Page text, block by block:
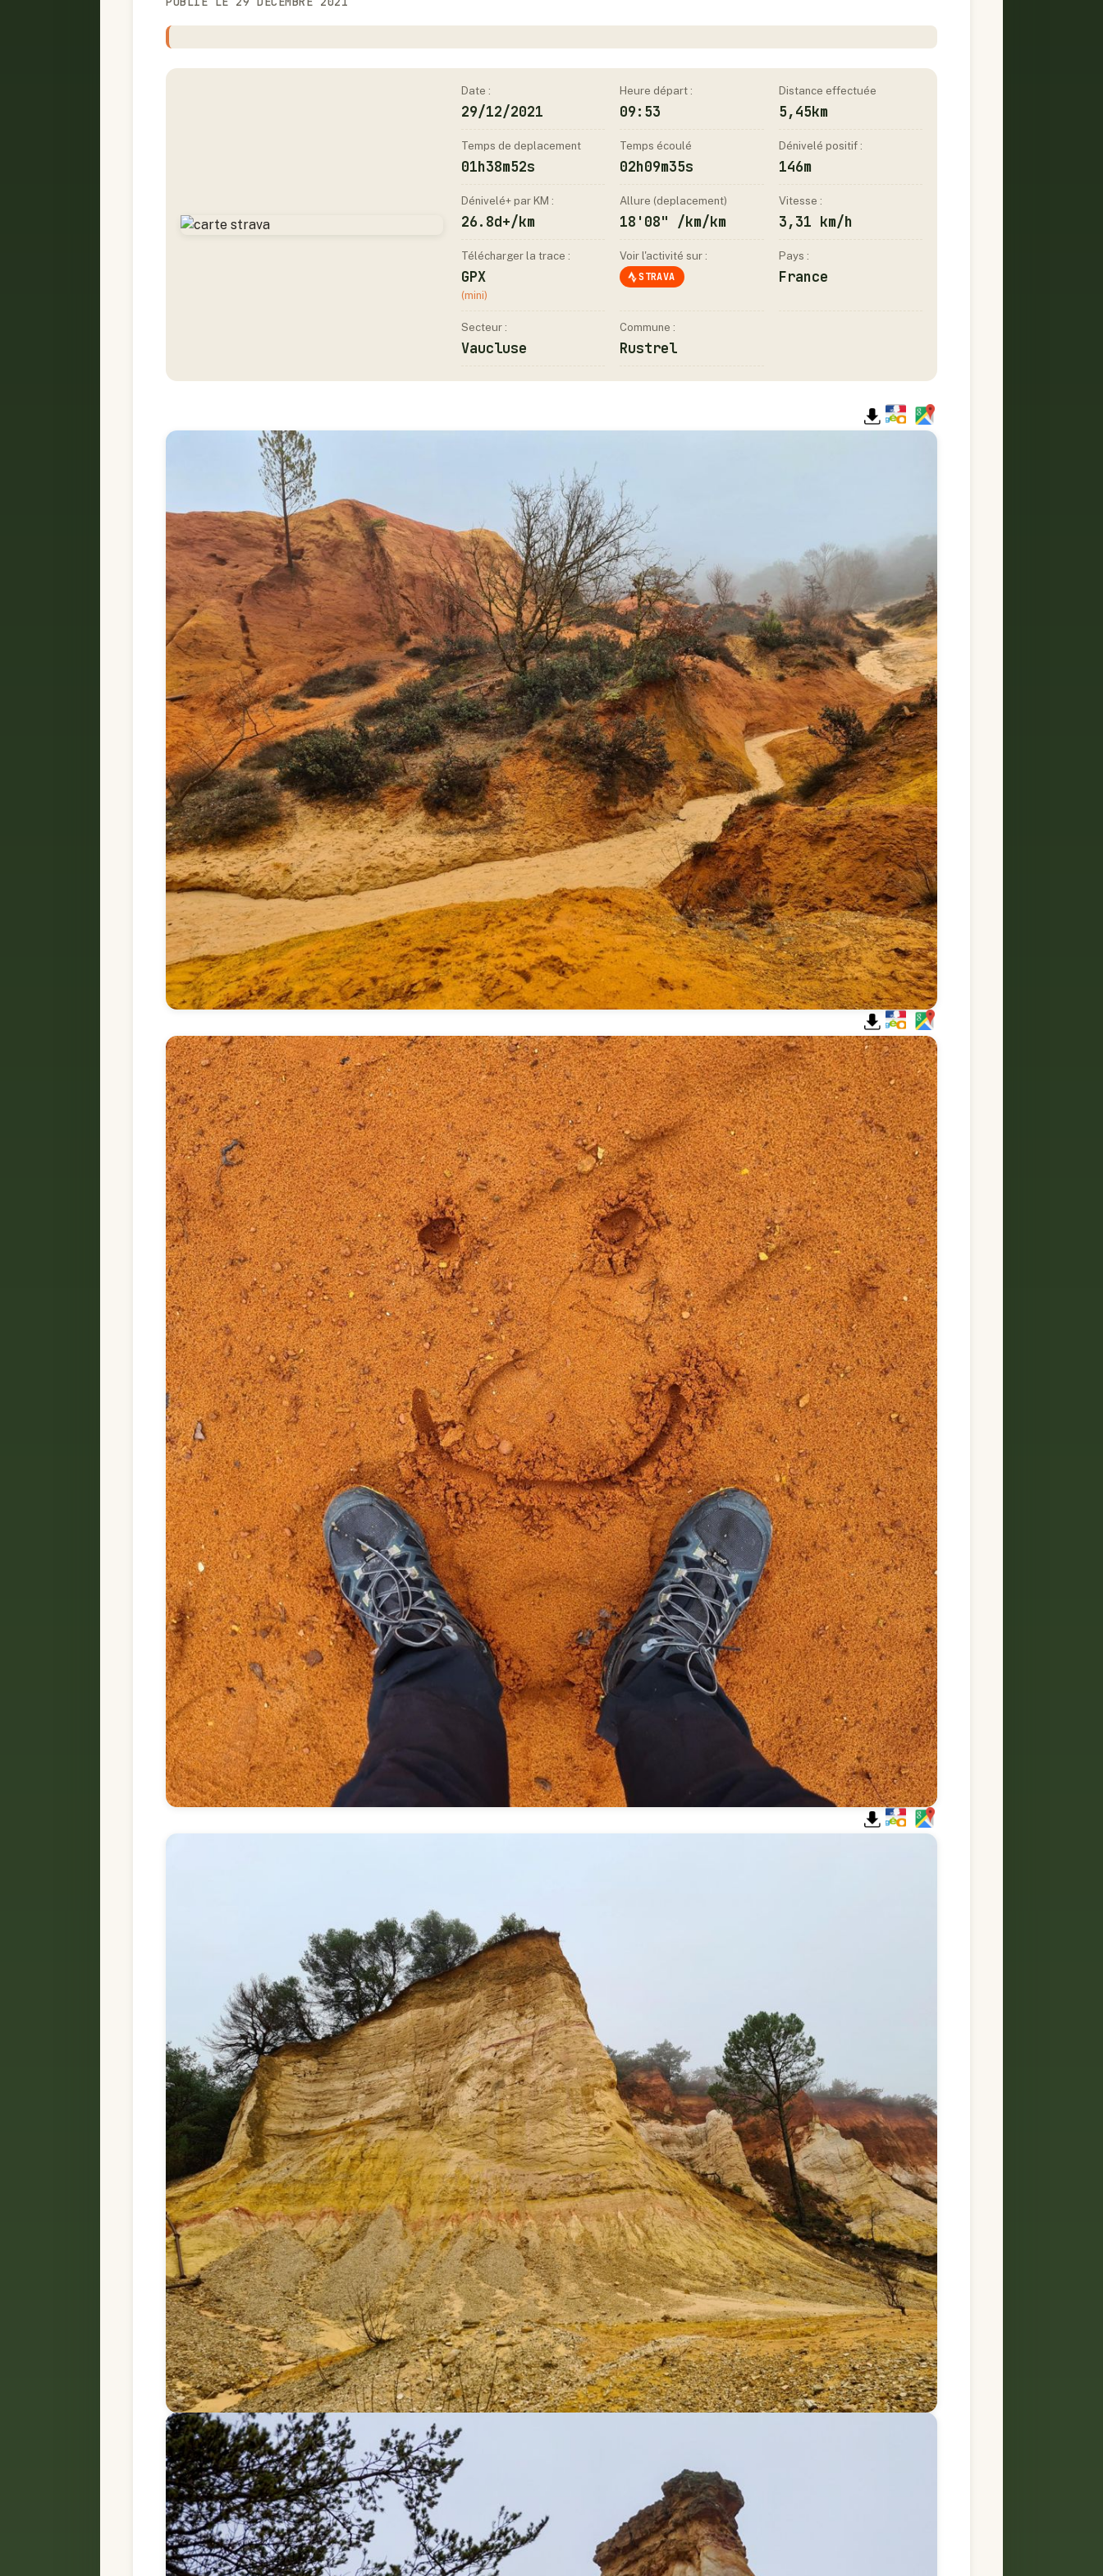
Date :
29/12/2021
Heure départ :
09:53
Distance effectuée
5,45km
Temps de deplacement
01h38m52s
Temps écoulé
02h09m35s
Dénivelé positif :
146m
Dénivelé+ par KM :
26.8d+/km
Allure (deplacement)
18'08" /km/km
Vitesse :
3,31 km/h
Télécharger la trace :
GPX
(mini)
Voir l'activité sur :
STRAVA
Pays :
France
Secteur :
Vaucluse
Commune :
Rustrel